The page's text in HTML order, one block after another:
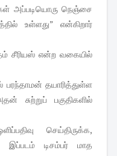
அப்படியொரு நெஞ்சை
உள்ளது” என்கிறார்
சீரியஸ் என்ற வகையில்
பரந்தாமன் தயாரித்துள்ள
சுற்றுப் பகுதிகளில்
செய்திருக்க,
டிசம்பர் மாத